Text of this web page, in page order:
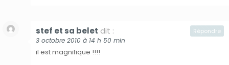
stef et sa belet dit :
3 octobre 2010 à 14 h 50 min
il est magnifique !!!!
Répondre